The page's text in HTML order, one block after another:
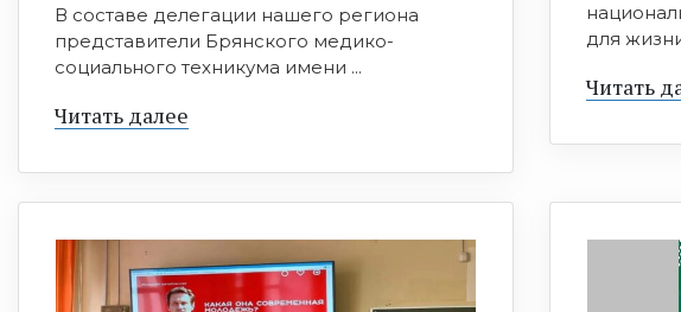
В составе делегации нашего региона
представители Брянского медико-
социального техникума имени ...
Читать далее
для
Читать